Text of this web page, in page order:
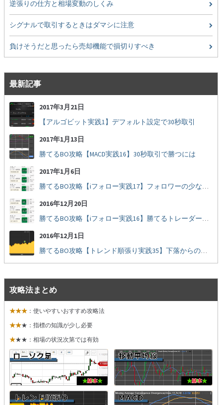
逆張りの仕方と相場変動のしくみ
シグナルで取引するときはダマシに注意
負けそうだと思ったら売却機能で損切りすべき
最新記事
2017年3月21日
【アルゴビット実践1】デフォルト設定で30秒取引
2017年1月13日
勝てるBO攻略【MACD実践16】30秒取引で勝つには
2017年1月6日
勝てるBO攻略【iフォロー実践17】フォロワーの少ない人をフォローする
2016年12月20日
勝てるBO攻略【iフォロー実践16】勝てるトレーダーを見抜く
2016年12月1日
勝てるBO攻略【トレンド順張り実践35】下落からの反発を見極める
攻略法まとめ
★★★ ：使いやすいおすすめ攻略法
★★★：指標の知識が少し必要
★★★：相場の状況次第では有効